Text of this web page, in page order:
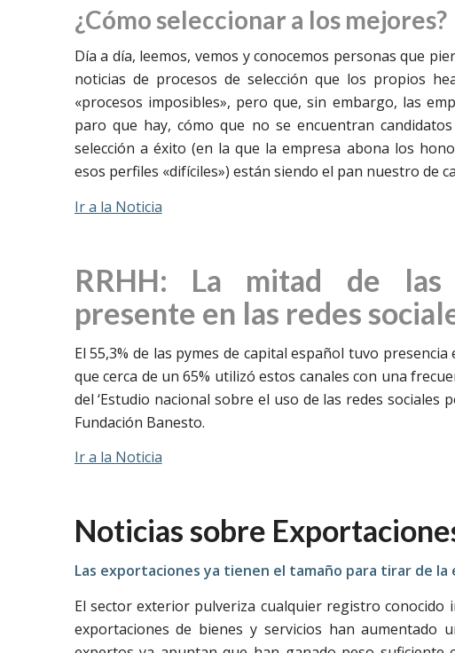
¿Cómo seleccionar a los mejores?
Día a día, leemos, vemos y conocemos personas que
noticias de procesos de selección que los propios
«procesos imposibles», pero que, sin embargo, las
paro que hay, cómo que no se encuentran
selección a éxito (en la que la empresa abona los
esos perfiles «difíciles») están siendo el pan nuestro de
Ir a la Noticia
RRHH: La mitad de las
presente en las redes
El 55,3% de las pymes de capital español tuvo
que cerca de un 65% utilizó estos canales con una
del ‘Estudio nacional sobre el uso de las redes
Fundación Banesto.
Ir a la Noticia
Noticias sobre
Las exportaciones ya tienen el tamaño para tirar de la
El sector exterior pulveriza cualquier registro conocido
exportaciones de bienes y servicios han aumentado